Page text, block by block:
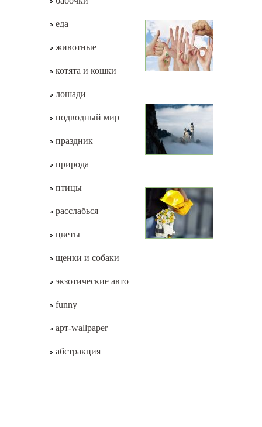
еда
животные
котята и кошки
лошади
подводный мир
праздник
природа
птицы
расслабься
цветы
щенки и собаки
экзотические авто
funny
арт-wallpaper
абстракция